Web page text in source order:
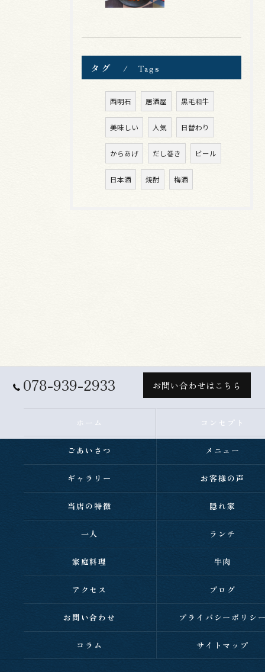
タグ Tags
西明石 居酒屋 黒毛和牛
美味しい 人気 日替わり
からあげ だし巻き ビール
日本酒 焼酎 梅酒
078-939-2933 お問い合わせはこちら
ホーム コンセプト
ごあいさつ メニュー
ギャラリー お客様の声
当店の特徴 隠れ家
一人 ランチ
家庭料理 牛肉
アクセス ブログ
お問い合わせ プライバシーポリシ
コラム サイトマップ